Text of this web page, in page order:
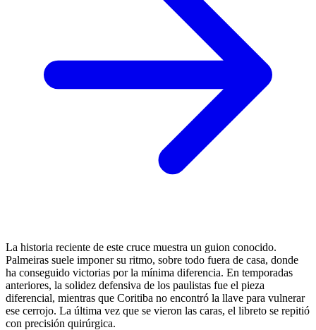
La historia reciente de este cruce muestra un guion conocido.
Palmeiras suele imponer su ritmo, sobre todo fuera de casa, donde
ha conseguido victorias por la mínima diferencia. En temporadas
anteriores, la solidez defensiva de los paulistas fue el pieza
diferencial, mientras que Coritiba no encontró la llave para vulnerar
ese cerrojo. La última vez que se vieron las caras, el libreto se repitió
con precisión quirúrgica.